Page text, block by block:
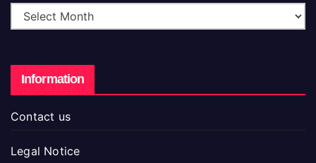
Information
Contact us
Legal Notice